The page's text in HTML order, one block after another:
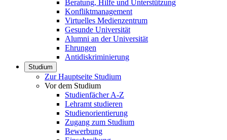
Beratung, Hilfe und Unterstützung
Konfliktmanagement
Virtuelles Medienzentrum
Gesunde Universität
Alumni an der Universität
Ehrungen
Antidiskriminierung
Studium
Zur Hauptseite Studium
Vor dem Studium
Studienfächer A-Z
Lehramt studieren
Studienorientierung
Zugang zum Studium
Bewerbung